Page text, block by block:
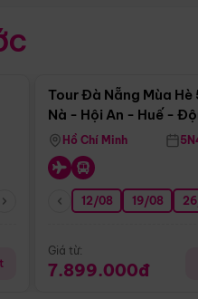
06/09 13/09 20/09
Tour Đà Nẵng Mùa Hè
Nà - Hội An - Huế -
NhaHồ Chí Minh
12/08 19/08
Giá từ:
7.899.000đ